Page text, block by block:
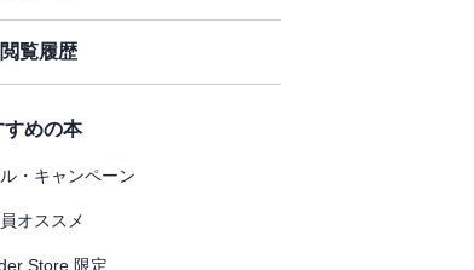
閲覧履歴
すめの本
・キャンペーン
オススメ
Store 限定